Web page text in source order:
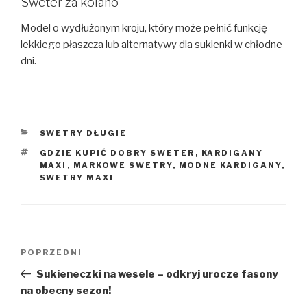
Model o wydłużonym kroju, który może pełnić funkcję
lekkiego płaszcza lub alternatywy dla sukienki w chłodne
dni.
KATEGORIE
SWETRY DŁUGIE
TAGI
GDZIE KUPIĆ DOBRY SWETER , KARDIGANY
MAXI , MARKOWE SWETRY, MODNE KARDIGANY,
SWETRY MAXI
Poprzedni
wpis
POPRZEDNI
Sukieneczki na wesele – odkryj urocze fasony
na obecny sezon!